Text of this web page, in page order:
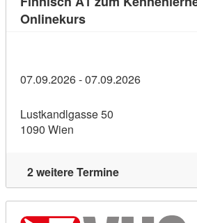
OnlinekursKursdetail: Finnisch
07.09.2026 - 07.09.2026
Lustkandlgasse 50
1090 Wien
2 weitere Termine